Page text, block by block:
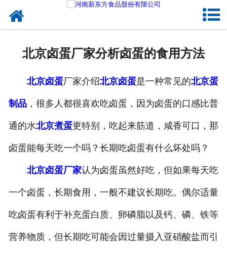
加入新东方
联系我们
北京卤蛋厂家分析卤蛋的食用方法
北京卤蛋厂家介绍北京卤蛋是一种常见的北京蛋
制品，很多人都很喜欢吃卤蛋，因为卤蛋的口感比普
通的水北京煮蛋更特别，吃起来筋道，咸香可口，那
卤蛋能每天吃一个吗？长期吃卤蛋有什么坏处吗？
北京卤蛋厂家认为卤蛋虽然好吃，但如果每天吃
一个卤蛋，长期食用，一般不建议长期吃。偶尔适量
吃卤蛋有利于补充蛋白质、卵磷脂以及钙、磷、铁等
营养物质，但长期吃可能会因过量摄入亚硝酸盐而引